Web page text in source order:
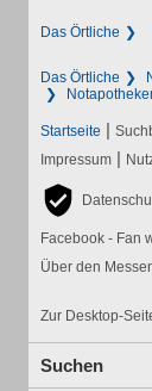
Das Örtliche
Das Örtliche
Startseite |
Impressum |
Facebook - Fan
Über den
Zur Desktop-
Suchen